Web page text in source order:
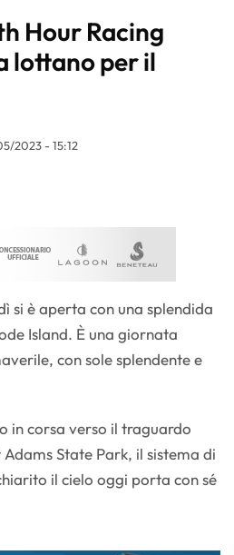
Hour Racing
lottano per il
2023 - 15:12
si è aperta con una splendida
Island. È una giornata
con sole splendente e
in corsa verso il traguardo
State Park, il sistema di
il cielo oggi porta con sé